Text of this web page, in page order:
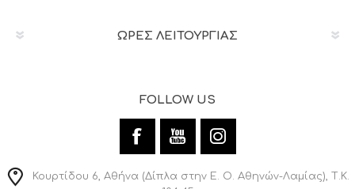
ΩΡΕΣ ΛΕΙΤΟΥΡΓΙΑΣ
FOLLOW US
Κουρτίδου 6, Αθήνα (Δίπλα στην Ε. Ο. Αθηνών-Λαμίας), Τ.Κ.